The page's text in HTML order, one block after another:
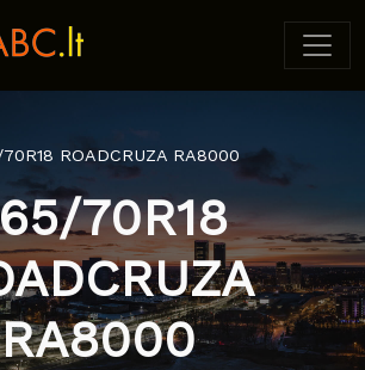
ROADCRUZA RA8000
70R18
RA8000